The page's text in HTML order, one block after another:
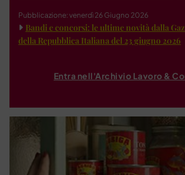
Pubblicazione: venerdì 26 Giugno 2026
Bandi e concorsi: le ultime novità dalla
della Repubblica Italiana del 23 giugno 2026
Entra nell'Archivio Lavoro &